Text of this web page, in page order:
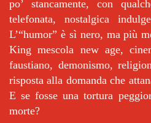
po’ stancamente, con
telefonata, nostalgica
L’“humor” è sì nero, ma più
King mescola new age,
faustiano, demonismo,
risposta alla domanda che
E se fosse una tortura
morte?